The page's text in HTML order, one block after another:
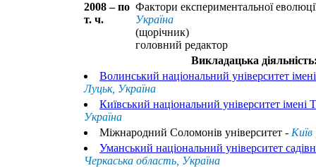
2008 – по
т. ч.
Фактори експериментальної
Україна
(щорічник)
головний редактор
Викладацька
Волинський національний університет
Луцьк, Україна
Київський національний університет імені
Україна
Міжнародний Соломонів університет - Київ
Уманський національний університет
Черкаська область, Україна